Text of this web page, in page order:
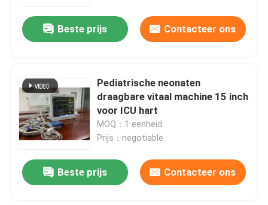
Beste prijs Contacteer ons
Pediatrische neonaten
draagbare vitaal machine 15 inch
voor ICU hart
MOQ：1 eenheid
Prijs：negotiable
Beste prijs Contacteer ons